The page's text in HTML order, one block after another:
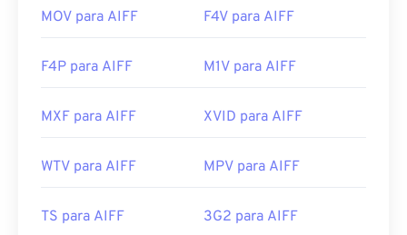
MOV para AIFF F4V para AIFF
F4P para AIFF M1V para AIFF
MXF para AIFF XVID para AIFF
WTV para AIFF MPV para AIFF
TS para AIFF 3G2 para AIFF